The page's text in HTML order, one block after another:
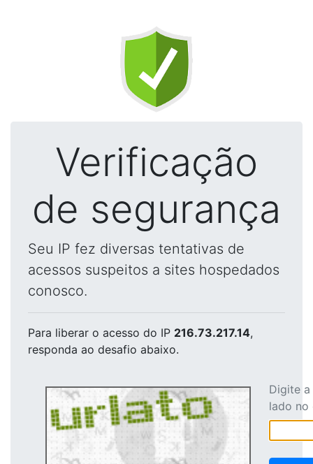
Verificação
de segurança
Seu IP fez diversas tentativas de
acessos suspeitos a sites hospedados
conosco.
Para liberar o acesso do IP 216.73.217.14,
responda ao desafio abaixo.
Digite
lado no